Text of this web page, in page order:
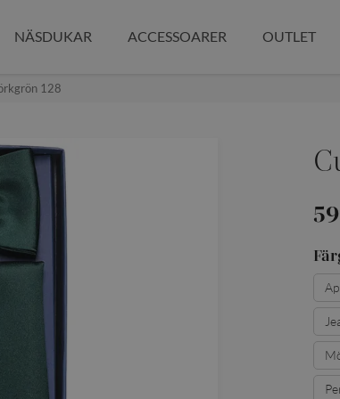
NÄSDUKAR ACCESSOARER OUTLET
128